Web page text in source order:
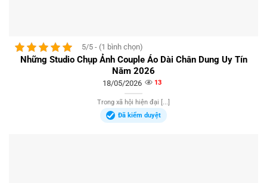
5/5 - (1 bình chọn)
Những Studio Chụp Ảnh Couple Áo Dài Chân Dung Uy Tín
Năm 2026
18/05/2026 13
Trong xã hội hiện đại [...]
Đã kiểm duyệt